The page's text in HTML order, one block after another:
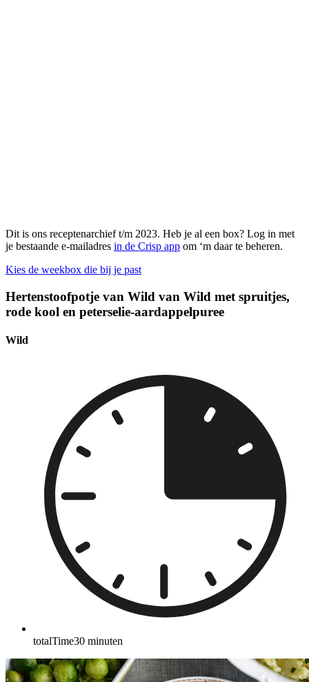
Dit is ons receptenarchief t/m 2023. Heb je al een box? Log in met
je bestaande e-mailadres in de Crisp app om ‘m daar te beheren.
Kies de weekbox die bij je past
Hertenstoofpotje van Wild van Wild met spruitjes,
rode kool en peterselie-aardappelpuree
Wild
totalTime30 minuten